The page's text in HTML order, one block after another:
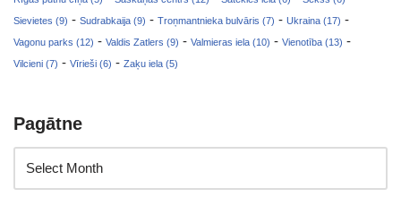
Sievietes (9) - Sudrabkaija (9) - Troņmantnieka bulvāris (7) - Ukraina (17) -
Vagonu parks (12) - Valdis Zatlers (9) - Valmieras iela (10) - Vienotība (13) -
Vilcieni (7) - Vīrieši (6) - Zaķu iela (5)
Pagātne